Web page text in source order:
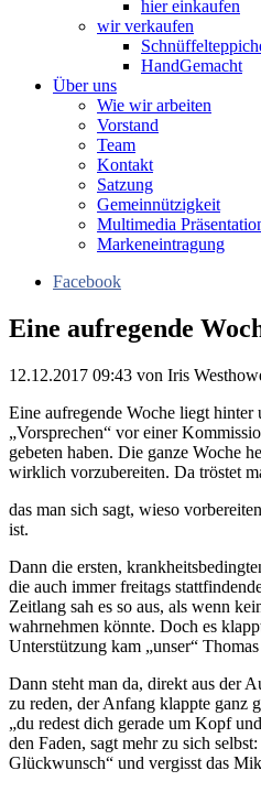
hier einkaufen
wir verkaufen
HandGemacht
Über uns
Wie wir arbeiten
Vorstand
Team
Kontakt
Satzung
Gemeinnützigkeit
Multimedia
Markeneintragung
Facebook
Eine aufregende
12.12.2017 09:43 von Iris
Eine aufregende Woche liegt hinter
„Vorsprechen“ vor einer
gebeten haben. Die ganze Woche
wirklich vorzubereiten. Da tröstet
das man sich sagt, wieso
ist.
Dann die ersten,
die auch immer freitags
Zeitlang sah es so aus, als wenn
wahrnehmen könnte. Doch es
Unterstützung kam „unser“
Dann steht man da, direkt aus der
zu reden, der Anfang klappte ganz
„du redest dich gerade um Kopf
den Faden, sagt mehr zu sich
Glückwunsch“ und vergisst das